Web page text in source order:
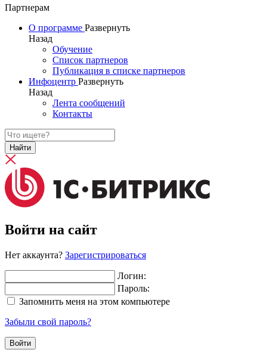
Партнерам
О программе Развернуть
Назад
Обучение
Список партнеров
Публикация в списке партнеров
Инфоцентр Развернуть
Назад
Лента сообщений
Контакты
Найти
Войти на сайт
Нет аккаунта? Зарегистрироваться
Логин:
Пароль:
Запомнить меня на этом компьютере
Забыли свой пароль?